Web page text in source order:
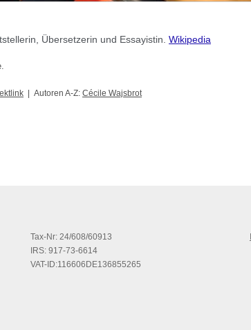
Übersetzerin und Essayistin. Wikipedia
| Autoren A-Z: Cécile Wajsbrot
Tax-Nr: 24/608/60913
IRS: 917-73-6614
VAT-ID:116606DE136855265